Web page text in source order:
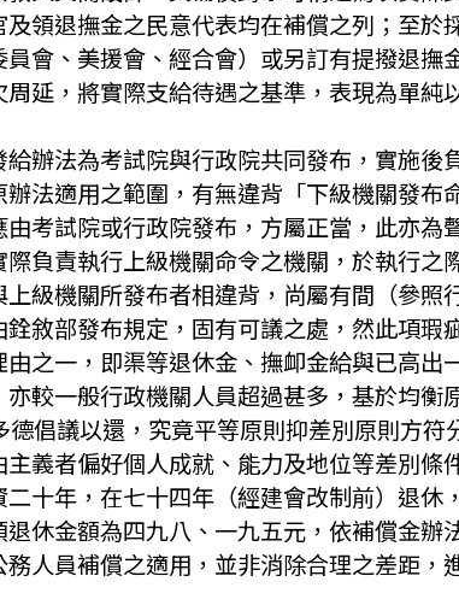
領退撫金之民意代表均在補償之列；至於
會、美援會、經合會）或另訂有提撥退撫
延，將實際支給待遇之基準，表現為單純
辦法為考試院與行政院共同發布，實施後
法適用之範圍，有無違背「下級機關發布
考試院或行政院發布，方屬正當，此亦為
負責執行上級機關命令之機關，於執行之
級機關所發布者相違背，尚屬有間（參照
敘部發布規定，固有可議之處，然此項瑕
之一，即渠等退休金、撫卹金給與已高出
較一般行政機關人員超過甚多，基於均衡
議以還，究竟平等原則抑差別原則方符
義者偏好個人成就、能力及地位等差別條
十年，在七十四年（經建會改制前）退休
金額為四九八、一九五元，依補償金辦
人員補償之適用，並非消除合理之差距，